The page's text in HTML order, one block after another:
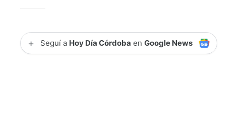
+ Seguí a Hoy Día Córdoba enGoogle News